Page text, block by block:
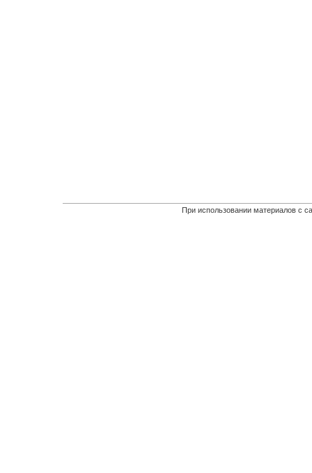
При использовании материалов с